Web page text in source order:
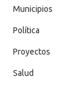
Municipios
Política
Proyectos
Salud